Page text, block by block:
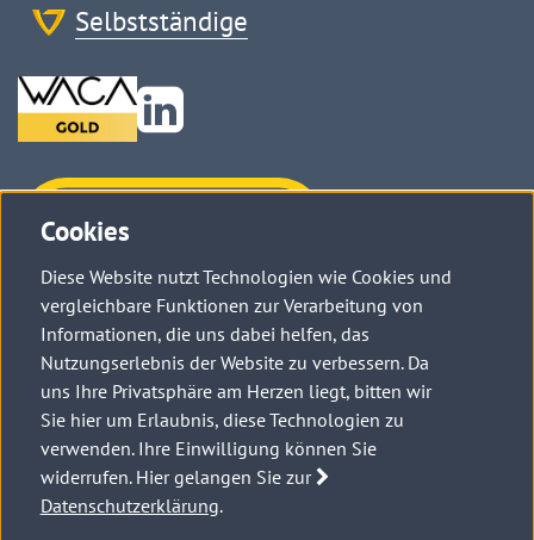
Cookies
Diese Website nutzt Technologien wie Cookies und
vergleichbare Funktionen zur Verarbeitung von
Informationen, die uns dabei helfen, das
Nutzungserlebnis der Website zu verbessern. Da
uns Ihre Privatsphäre am Herzen liegt, bitten wir
Sie hier um Erlaubnis, diese Technologien zu
verwenden. Ihre Einwilligung können Sie
widerrufen. Hier gelangen Sie zur
Datenschutzerklärung.
Selbstständige
Zu
Linkedin
Haben Sie
Fragen?
Kontaktieren Sie uns →